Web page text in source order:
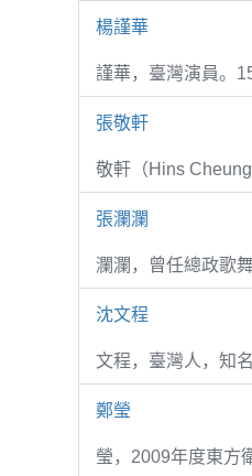
楊謹華
謹華，臺灣演員。
張敬軒
敬軒（Hins
張瀾瀾
瀾瀾，曾任總政歌
沈文程
文程，臺灣人，知
鄭瑩
瑩，2009年度東方